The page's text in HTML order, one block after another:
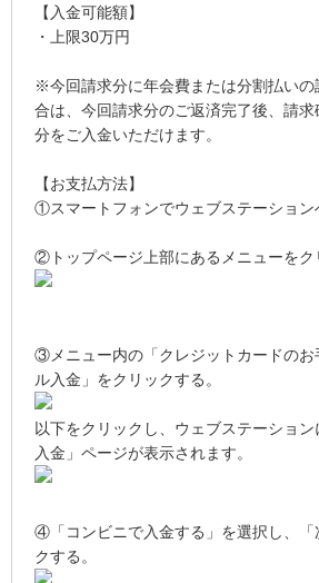
【入金可能額】
・上限30万円
※今回請求分に年会費または分割払いの
合は、今回請求分のご返済完了後、請
分をご入金いただけます。
【お支払方法】
①スマートフォンでウェブステーション
②トップページ上部にあるメニューをク
③メニュー内の「クレジットカードのお
ル入金」をクリックする。
以下をクリックし、ウェブステーショ
入金」ページが表示されます。
④「コンビニで入金する」を選択し、「
クする。